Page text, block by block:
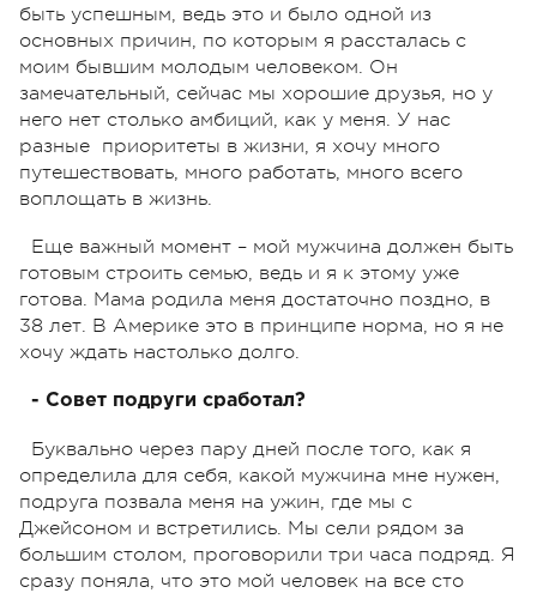
быть успешным, ведь это и было одной из
основных причин, по которым я рассталась с
моим бывшим молодым человеком. Он
замечательный, сейчас мы хорошие друзья, но у
него нет столько амбиций, как у меня. У нас
разные приоритеты в жизни, я хочу много
путешествовать, много работать, много всего
воплощать в жизнь.
Еще важный момент – мой мужчина должен быть
готовым строить семью, ведь и я к этому уже
готова. Мама родила меня достаточно поздно, в
38 лет. В Америке это в принципе норма, но я не
хочу ждать настолько долго.
- Совет подруги сработал?
Буквально через пару дней после того, как я
определила для себя, какой мужчина мне нужен,
подруга позвала меня на ужин, где мы с
Джейсоном и встретились. Мы сели рядом за
большим столом, проговорили три часа подряд. Я
сразу поняла, что это мой человек на все сто